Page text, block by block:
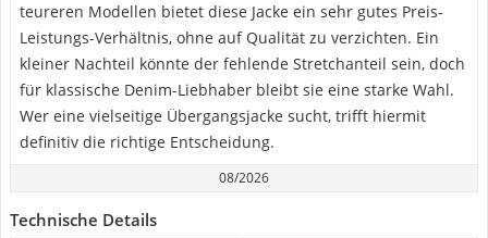
teureren Modellen bietet diese Jacke ein sehr gutes Preis-
Leistungs-Verhältnis, ohne auf Qualität zu verzichten. Ein
kleiner Nachteil könnte der fehlende Stretchanteil sein, doch
für klassische Denim-Liebhaber bleibt sie eine starke Wahl.
Wer eine vielseitige Übergangsjacke sucht, trifft hiermit
definitiv die richtige Entscheidung.
08/2026
Technische Details